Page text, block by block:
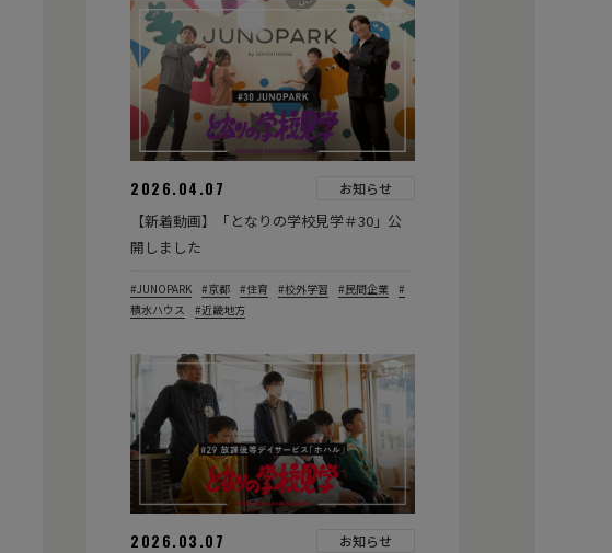
2026.04.07 お知らせ
【新着動画】「となりの学校見学＃30」公
開しました
JUNOPARK 京都 住育 校外学習
民間企業
積水ハウス
近畿地方
2026.03.07 お知らせ